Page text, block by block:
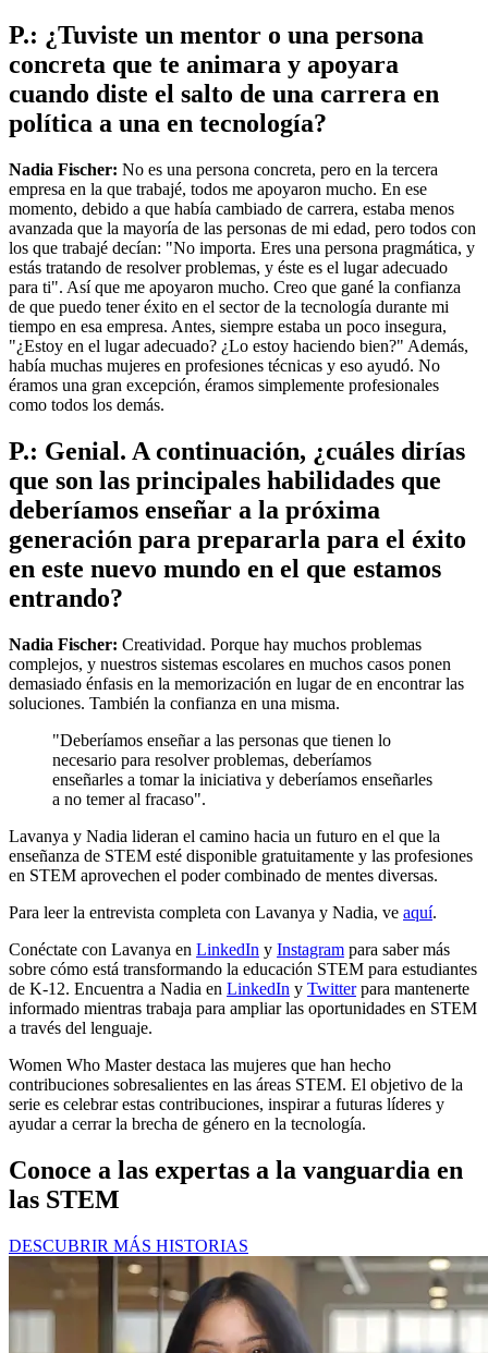
P.: ¿Tuviste un mentor o una persona
concreta que te animara y apoyara
cuando diste el salto de una carrera en
política a una en tecnología?
Nadia Fischer: No es una persona concreta, pero en la tercera
empresa en la que trabajé, todos me apoyaron mucho. En ese
momento, debido a que había cambiado de carrera, estaba menos
avanzada que la mayoría de las personas de mi edad, pero todos con
los que trabajé decían: "No importa. Eres una persona pragmática, y
estás tratando de resolver problemas, y éste es el lugar adecuado
para ti". Así que me apoyaron mucho. Creo que gané la confianza
de que puedo tener éxito en el sector de la tecnología durante mi
tiempo en esa empresa. Antes, siempre estaba un poco insegura,
"¿Estoy en el lugar adecuado? ¿Lo estoy haciendo bien?" Además,
había muchas mujeres en profesiones técnicas y eso ayudó. No
éramos una gran excepción, éramos simplemente profesionales
como todos los demás.
P.: Genial. A continuación, ¿cuáles dirías
que son las principales habilidades que
deberíamos enseñar a la próxima
generación para prepararla para el éxito
en este nuevo mundo en el que estamos
entrando?
Nadia Fischer: Creatividad. Porque hay muchos problemas
complejos, y nuestros sistemas escolares en muchos casos ponen
demasiado énfasis en la memorización en lugar de en encontrar las
soluciones. También la confianza en una misma.
"Deberíamos enseñar a las personas que tienen lo
necesario para resolver problemas, deberíamos
enseñarles a tomar la iniciativa y deberíamos enseñarles
a no temer al fracaso".
Lavanya y Nadia lideran el camino hacia un futuro en el que la
enseñanza de STEM esté disponible gratuitamente y las profesiones
en STEM aprovechen el poder combinado de mentes diversas.
Para leer la entrevista completa con Lavanya y Nadia, ve aquí.
Conéctate con Lavanya en LinkedIn y Instagram para saber más
sobre cómo está transformando la educación STEM para estudiantes
de K-12. Encuentra a Nadia en LinkedIn y Twitterpara mantenerte
informado mientras trabaja para ampliar las oportunidades en STEM
a través del lenguaje.
Women Who Master destaca las mujeres que han hecho
contribuciones sobresalientes en las áreas STEM. El objetivo de la
serie es celebrar estas contribuciones, inspirar a futuras líderes y
ayudar a cerrar la brecha de género en la tecnología.
Conoce a las expertas a la vanguardia en
las STEM
DESCUBRIR MÁS HISTORIAS